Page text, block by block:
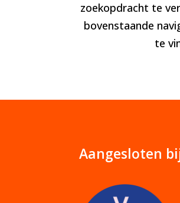
zoekopdracht te
bovenstaande
te
Aangesloten